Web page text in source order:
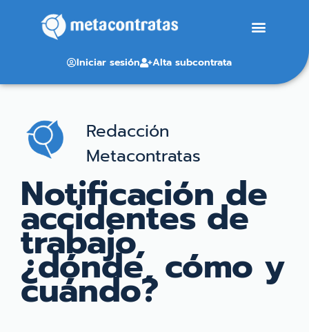
Iniciar sesión Alta subcontrata
Redacción
Metacontratas
Notificación de
accidentes de
trabajo,
¿dónde, cómo y
cuándo?